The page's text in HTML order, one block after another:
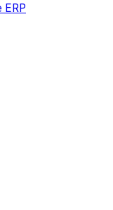
ERP